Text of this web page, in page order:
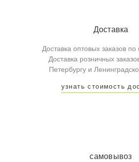
Доставка
Доставка оптовых заказов по
Доставка розничных
Петербургу и
узнать стоимость
самовывоз